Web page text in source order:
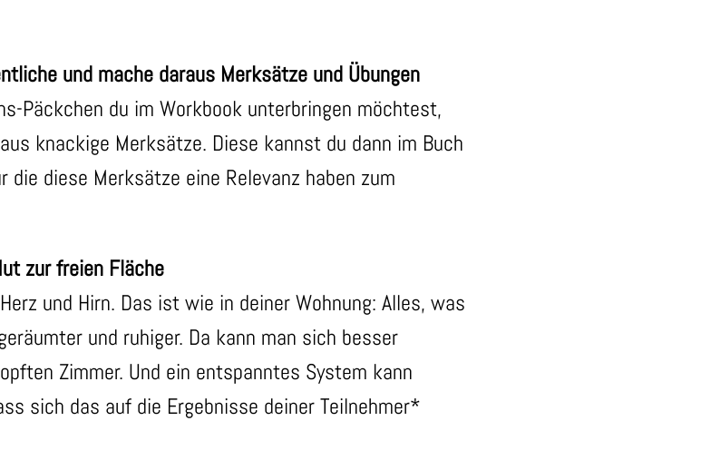
und mache daraus Merksätze und Übungen
Päckchen du im Workbook unterbringen möchtest,
knackige Merksätze. Diese kannst du dann im Buch
diese Merksätze eine Relevanz haben zum
zur freien Fläche
und Hirn. Das ist wie in deiner Wohnung: Alles, was
und ruhiger. Da kann man sich besser
Zimmer. Und ein entspanntes System kann
sich das auf die Ergebnisse deiner Teilnehmer*